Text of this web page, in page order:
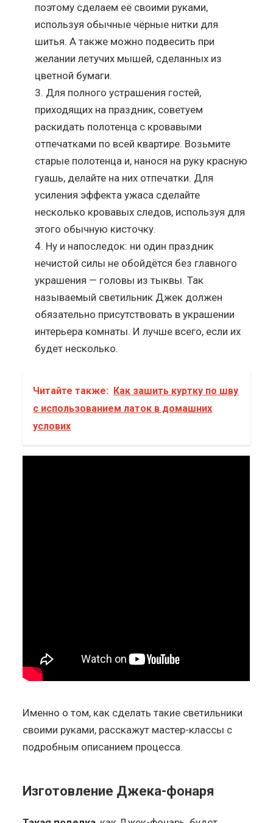
поэтому сделаем её своими руками,
используя обычные чёрные нитки для
шитья. А также можно подвесить при
желании летучих мышей, сделанных из
цветной бумаги.
Для полного устрашения гостей,
приходящих на праздник, советуем
раскидать полотенца с кровавыми
отпечатками по всей квартире. Возьмите
старые полотенца и, нанося на руку красную
гуашь, делайте на них отпечатки. Для
усиления эффекта ужаса сделайте
несколько кровавых следов, используя для
этого обычную кисточку.
Ну и напоследок: ни один праздник
нечистой силы не обойдётся без главного
украшения — головы из тыквы. Так
называемый светильник Джек должен
обязательно присутствовать в украшении
интерьера комнаты. И лучше всего, если их
будет несколько.
Читайте также: Как зашить куртку по шву
с использованием латок в домашних
услових
Именно о том, как сделать такие светильники
своими руками, расскажут мастер-классы с
подробным описанием процесса.
Изготовление Джека-фонаря